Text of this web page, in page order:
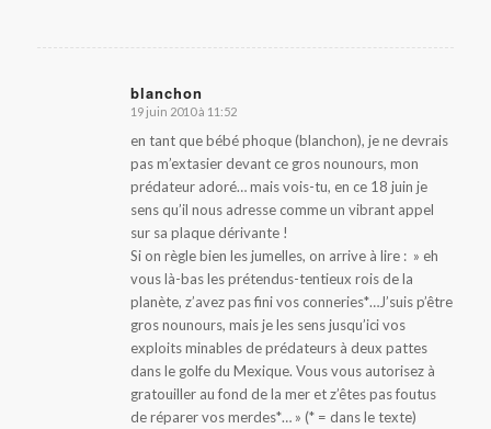
blanchon
dit
19 juin 2010 à 11:52
en tant que bébé phoque (blanchon), je ne devrais
pas m’extasier devant ce gros nounours, mon
prédateur adoré… mais vois-tu, en ce 18 juin je
sens qu’il nous adresse comme un vibrant appel
sur sa plaque dérivante !
Si on règle bien les jumelles, on arrive à lire : » eh
vous là-bas les prétendus-tentieux rois de la
planète, z’avez pas fini vos conneries*…J’suis p’être
gros nounours, mais je les sens jusqu’ici vos
exploits minables de prédateurs à deux pattes
dans le golfe du Mexique. Vous vous autorisez à
gratouiller au fond de la mer et z’êtes pas foutus
de réparer vos merdes*… » (* = dans le texte)